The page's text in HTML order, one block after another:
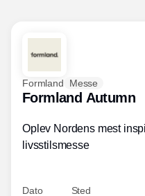
Formland Messe
Formland Autumn
Oplev Nordens mest
livsstilsmesse
Dato
Sted